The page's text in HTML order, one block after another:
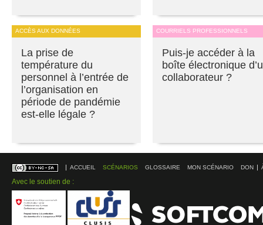
ACCÈS AUX DONNÉES
La prise de
température du
personnel à l’entrée de
l’organisation en
période de pandémie
est-elle légale ?
COURRIELS PROFESSIONNELS
Puis-je accéder à la
boîte électronique
collaborateur ?
ACCUEIL SCÉNARIOS GLOSSAIRE MON SCÉNARIO DON
Avec le soutien de :